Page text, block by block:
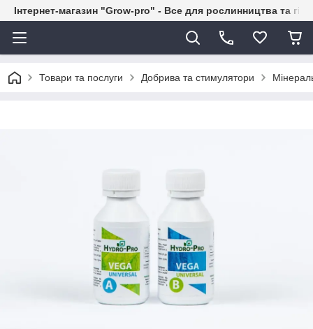
Інтернет-магазин "Grow-pro" - Все для рослинництва та
Товари та послуги Добрива та стимулятори